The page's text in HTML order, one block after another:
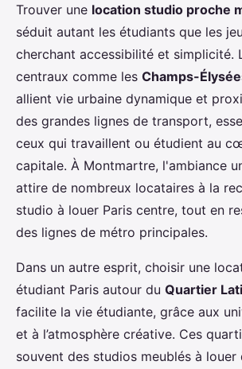
Trouver une location studio proche
séduit autant les étudiants que les
cherchant accessibilité et simplicité.
centraux comme les Champs-
allient vie urbaine dynamique et
des grandes lignes de transport,
ceux qui travaillent ou étudient au
capitale. À Montmartre, l'ambiance
attire de nombreux locataires à la
studio à louer Paris centre, tout en
des lignes de métro principales.
Dans un autre esprit, choisir une
étudiant Paris autour du Quartier
facilite la vie étudiante, grâce aux
et à l’atmosphère créative. Ces
souvent des studios meublés à louer